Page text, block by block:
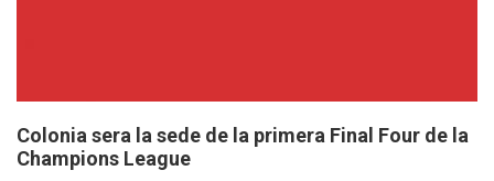
Colonia sera la sede de la primera Final Four de la
Champions League